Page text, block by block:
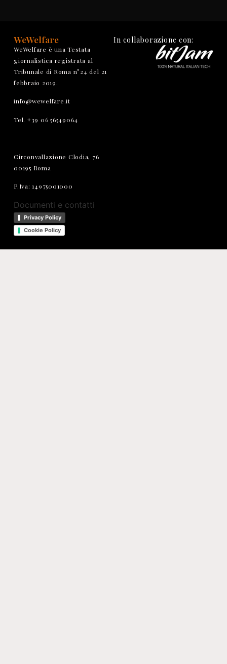
WeWelfare
WeWelfare è una Testata
giornalistica registrata al
Tribunale di Roma n°24 del 21
febbraio 2019.
info@wewelfare.it
Tel. +39 06 56549064
Circonvallazione Clodia, 76
00195 Roma
P.Iva: 14975001000
Documenti e contatti
Privacy Policy
Cookie Policy
In collaborazione con: